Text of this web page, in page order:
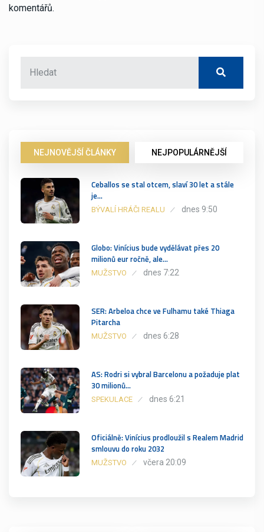
komentářů.
NEJNOVĚJŠÍ ČLÁNKY NEJPOPULÁRNĚJŠÍ
Ceballos se stal otcem, slaví 30 let a stále
je…
BÝVALÍ HRÁČI REALU dnes 9:50
Globo: Vinícius bude vydělávat přes 20
milionů eur ročně, ale…
MUŽSTVO dnes 7:22
SER: Arbeloa chce ve Fulhamu také Thiaga
Pitarcha
MUŽSTVO dnes 6:28
AS: Rodri si vybral Barcelonu a požaduje plat
30 milionů…
SPEKULACE dnes 6:21
Oficiálně: Vinícius prodloužil s Realem Madrid
smlouvu do roku 2032
MUŽSTVO včera 20:09